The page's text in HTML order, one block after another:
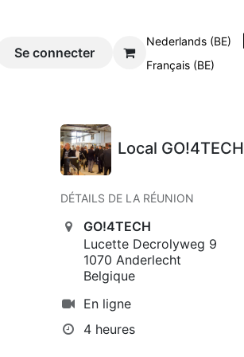
Contact
Se connecter
Nederlands (BE)
Français (BE)
Local GO!4TECH
DÉTAILS DE LA RÉUNION
GO!4TECH
Lucette Decrolyweg 9
1070 Anderlecht
Belgique
En ligne
4 heures